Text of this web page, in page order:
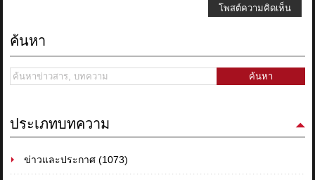
โพสต์ความคิดเห็น
ค้นหา
ค้นหา
ประเภทบทความ
ข่าวและประกาศ (1073)